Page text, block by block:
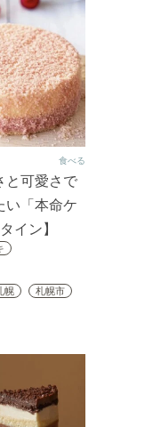
食べる
と可愛さで
い「本命ケ
イン】
幌 札幌市